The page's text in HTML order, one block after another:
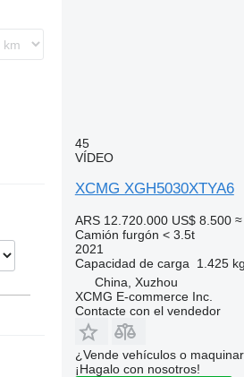
45
VÍDEO
XCMG XGH5030XTYA6
ARS 12.720.000 US$ 8.500
Camión furgón < 3.5t
2021
Capacidad de carga
1.425 kg
China, Xuzhou
XCMG E-commerce Inc.
Contacte con el vendedor
¿Vende vehículos o
¡Hagalo con nosotros!